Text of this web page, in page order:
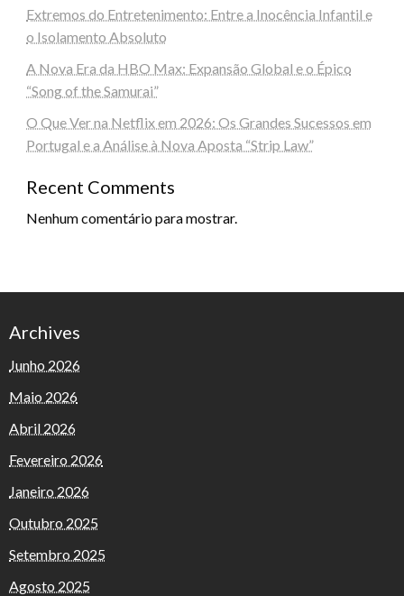
Extremos do Entretenimento: Entre a Inocência Infantil e
o Isolamento Absoluto
A Nova Era da HBO Max: Expansão Global e o Épico
“Song of the Samurai”
O Que Ver na Netflix em 2026: Os Grandes Sucessos em
Portugal e a Análise à Nova Aposta “Strip Law”
Recent Comments
Nenhum comentário para mostrar.
Archives
Junho 2026
Maio 2026
Abril 2026
Fevereiro 2026
Janeiro 2026
Outubro 2025
Setembro 2025
Agosto 2025